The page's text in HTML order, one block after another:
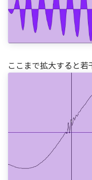
ここまで拡大すると若